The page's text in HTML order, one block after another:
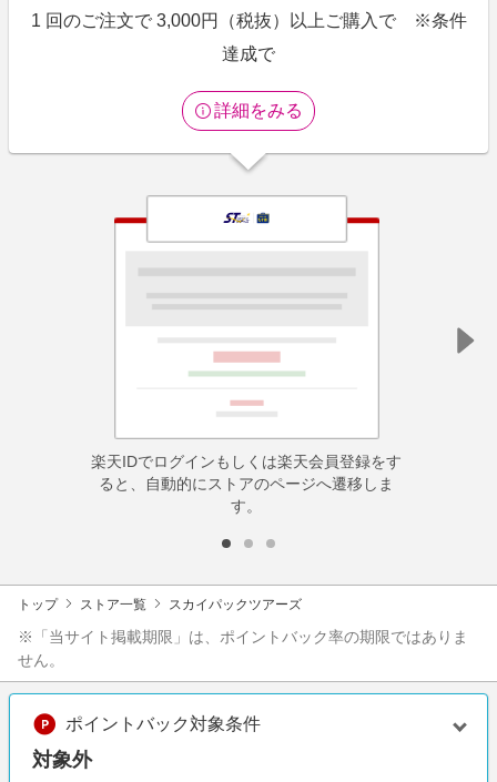
生活・お役立ち
ビジネス・その他サービス
Apple公式サイト×楽天カード分割払い
Samsung ボーナスキャンペーン
週末の高還元 夏の長期版
1 回のご注文で 3,000円（税抜）以上ご購入で ※条件
達成で
詳細をみる
楽天IDでログインもしくは楽天会員登録をす
ると、自動的にストアのページへ遷移しま
す。
トップ ストア一覧 スカイパックツアーズ
※「当サイト掲載期限」は、ポイントバック率の期限ではありま
せん。
ポイントバック対象条件
対象外